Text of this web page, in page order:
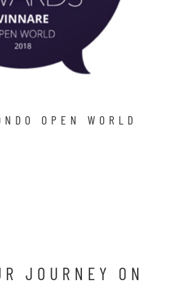
OPEN WORLD
JOURNEY ON